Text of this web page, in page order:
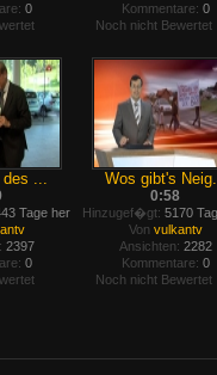
0
Kommentare: 0
Noch nicht Bewertet
des ...
Tage her
2397
0
Wos gibt's
0:58
Hinzugef�gt: 5170
Von vulkantv
Ansichten: 2282
Kommentare: 0
Noch nicht Bewertet